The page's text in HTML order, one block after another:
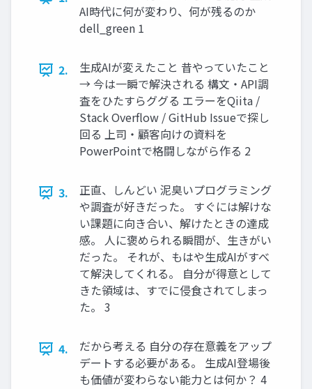
AI時代に何が変わり、何が残るのか
dell_green 1
2.
生成AIが変えたこと 昔やっていたこと
→ 今は一瞬で解決される 構文・API調
査をひたすらググる エラーをQiita /
Stack Overflow / GitHub Issueで探し
回る 上司・顧客向けの資料を
PowerPointで格闘しながら作る 2
3.
正直、しんどい 泥臭いプログラミング
や調査が好きだった。 すぐには解けな
い課題に向き合い、解けたときの達成
感。 人に褒められる瞬間が、生きがい
だった。 それが、もはや生成AIがすべ
て解決してくれる。 自分が得意として
きた領域は、すでに侵食されてしまっ
た。 3
4.
だから考える 自分の存在意義をアップ
デートする必要がある。 生成AI登場後
も価値が変わらない能力とは何か？ 4